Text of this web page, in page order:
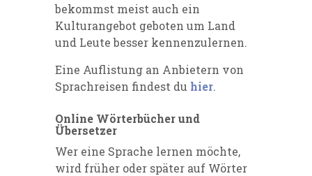
bekommst meist auch ein
Kulturangebot geboten um Land
und Leute besser kennenzulernen.
Eine Auflistung an Anbietern von
Sprachreisen findest du hier.
Online Wörterbücher und
Übersetzer
Wer eine Sprache lernen möchte,
wird früher oder später auf Wörter